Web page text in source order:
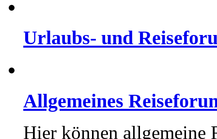
Urlaubs- und
Allgemeines
Hier können allgemeine